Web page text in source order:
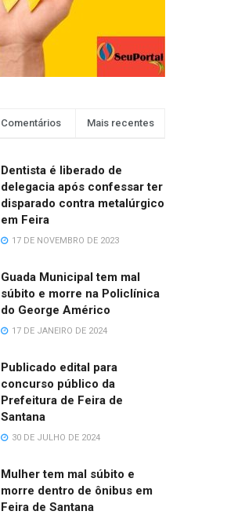
Comentários Mais recentes
Dentista é liberado de
delegacia após confessar ter
disparado contra metalúrgico
em Feira
17 DE NOVEMBRO DE 2023
Guada Municipal tem mal
súbito e morre na Policlínica
do George Américo
17 DE JANEIRO DE 2024
Publicado edital para
concurso público da
Prefeitura de Feira de
Santana
30 DE JULHO DE 2024
Mulher tem mal súbito e
morre dentro de ônibus em
Feira de Santana